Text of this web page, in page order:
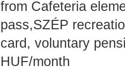
from Cafeteria
pass,SZÉP
card, voluntary
HUF/month